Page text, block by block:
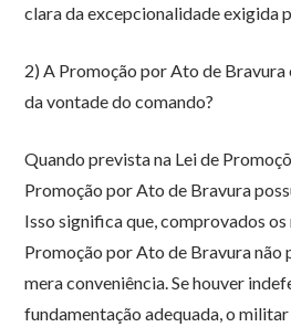
clara da excepcionalidade exigida
2) A Promoção por Ato de Bravura
da vontade do comando?
Quando prevista na Lei de
Promoção por Ato de Bravura
Isso significa que, comprovados
Promoção por Ato de Bravura não
mera conveniência. Se houver
fundamentação adequada, o